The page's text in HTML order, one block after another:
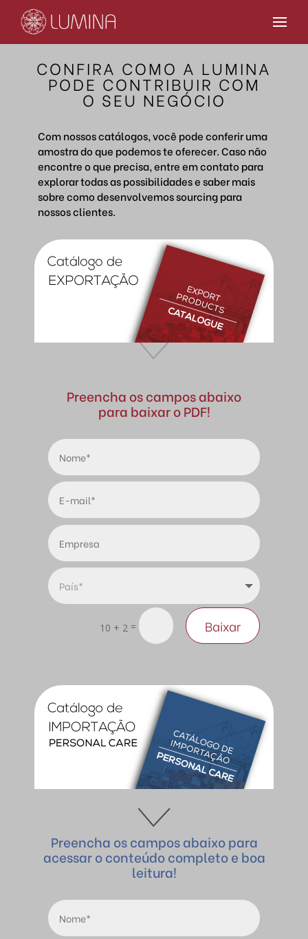
CONFIRA COMO A LUMINA
PODE CONTRIBUIR COM
O SEU NEGÓCIO
Com nossos catálogos, você pode conferir uma
amostra do que podemos te oferecer. Caso não
encontre o que precisa, entre em contato para
explorar todas as possibilidades e saber mais
sobre como desenvolvemos sourcing para
nossos clientes.
Preencha os campos abaixo
para baixar o PDF!
10 + 2 = Baixar
Preencha os campos abaixo para
acessar o conteúdo completo e boa
leitura!